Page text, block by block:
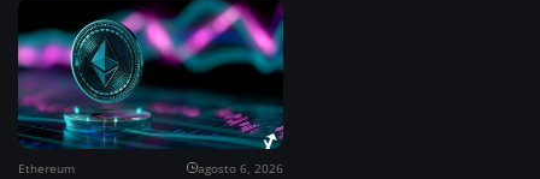
Ethereum agosto 6, 2026